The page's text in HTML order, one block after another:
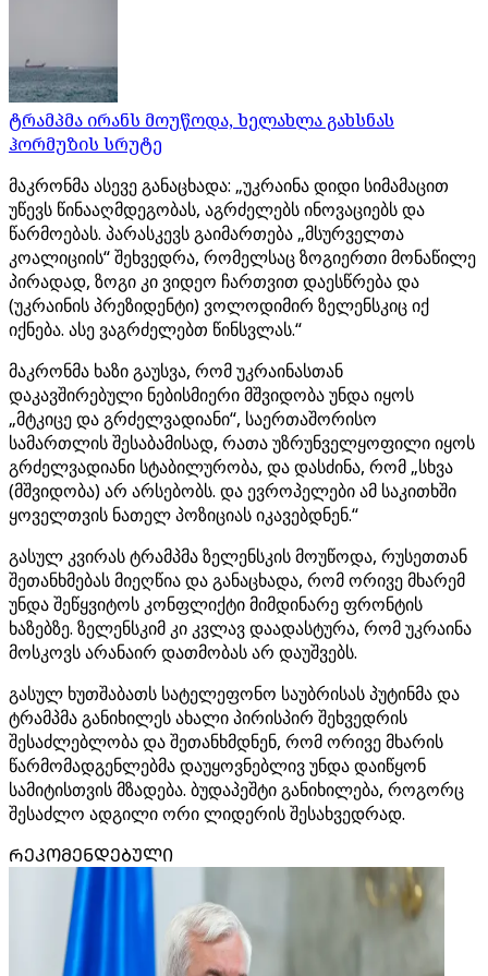
ტრამპმა ირანს მოუწოდა, ხელახლა გახსნას
ჰორმუზის სრუტე
მაკრონმა ასევე განაცხადა: „უკრაინა დიდი სიმამაცით
უწევს წინააღმდეგობას, აგრძელებს ინოვაციებს და
წარმოებას. პარასკევს გაიმართება „მსურველთა
კოალიციის“ შეხვედრა, რომელსაც ზოგიერთი მონაწილე
პირადად, ზოგი კი ვიდეო ჩართვით დაესწრება და
(უკრაინის პრეზიდენტი) ვოლოდიმირ ზელენსკიც იქ
იქნება. ასე ვაგრძელებთ წინსვლას.“
მაკრონმა ხაზი გაუსვა, რომ უკრაინასთან
დაკავშირებული ნებისმიერი მშვიდობა უნდა იყოს
„მტკიცე და გრძელვადიანი“, საერთაშორისო
სამართლის შესაბამისად, რათა უზრუნველყოფილი იყოს
გრძელვადიანი სტაბილურობა, და დასძინა, რომ „სხვა
(მშვიდობა) არ არსებობს. და ევროპელები ამ საკითხში
ყოველთვის ნათელ პოზიციას იკავებდნენ.“
გასულ კვირას ტრამპმა ზელენსკის მოუწოდა, რუსეთთან
შეთანხმებას მიეღწია და განაცხადა, რომ ორივე მხარემ
უნდა შეწყვიტოს კონფლიქტი მიმდინარე ფრონტის
ხაზებზე. ზელენსკიმ კი კვლავ დაადასტურა, რომ უკრაინა
მოსკოვს არანაირ დათმობას არ დაუშვებს.
გასულ ხუთშაბათს სატელეფონო საუბრისას პუტინმა და
ტრამპმა განიხილეს ახალი პირისპირ შეხვედრის
შესაძლებლობა და შეთანხმდნენ, რომ ორივე მხარის
წარმომადგენლებმა დაუყოვნებლივ უნდა დაიწყონ
სამიტისთვის მზადება. ბუდაპეშტი განიხილება, როგორც
შესაძლო ადგილი ორი ლიდერის შესახვედრად.
ᲠᲔᲙᲝᲛᲔᲜᲓᲔᲑᲣᲚᲘ